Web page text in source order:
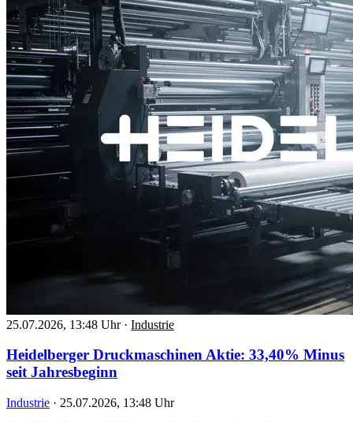
25.07.2026, 13:48 Uhr · Industrie
Heidelberger Druckmaschinen Aktie: 33,40% Minus
seit Jahresbeginn
Industrie · 25.07.2026, 13:48 Uhr